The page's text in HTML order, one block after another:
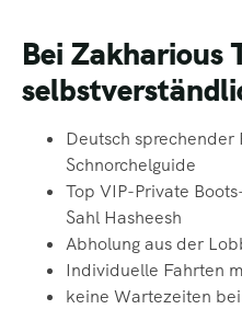
Bei Zakharious
Deutsch sprechender
Schnorchelguide
Top VIP-Private
Sahl Hasheesh
Abholung aus der
Individuelle Fahrten
keine Wartezeiten